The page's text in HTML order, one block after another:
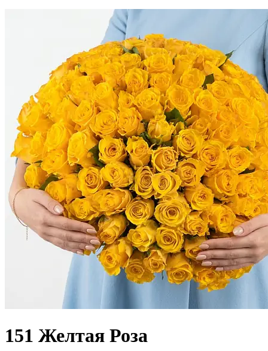
151 Желтая Роза